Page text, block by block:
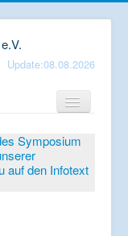
Update:08.08.2026
Symposium
auf den Infotext